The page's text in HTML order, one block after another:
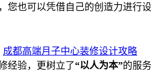
也可以凭借自己的创造力进行设
成都高端月子中心装修设计攻略
经验，更树立了“以人为本”的服